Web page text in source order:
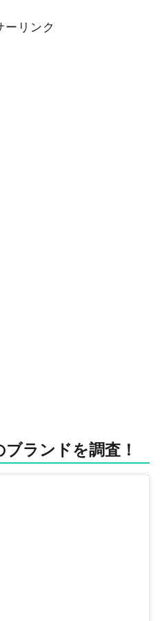
ーリンク
ランドを調査！